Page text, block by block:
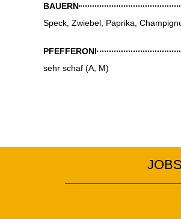
BAUERN
Speck, Zwiebel, Paprika,
PFEFFERONI
sehr schaf (A, M)
JOBS